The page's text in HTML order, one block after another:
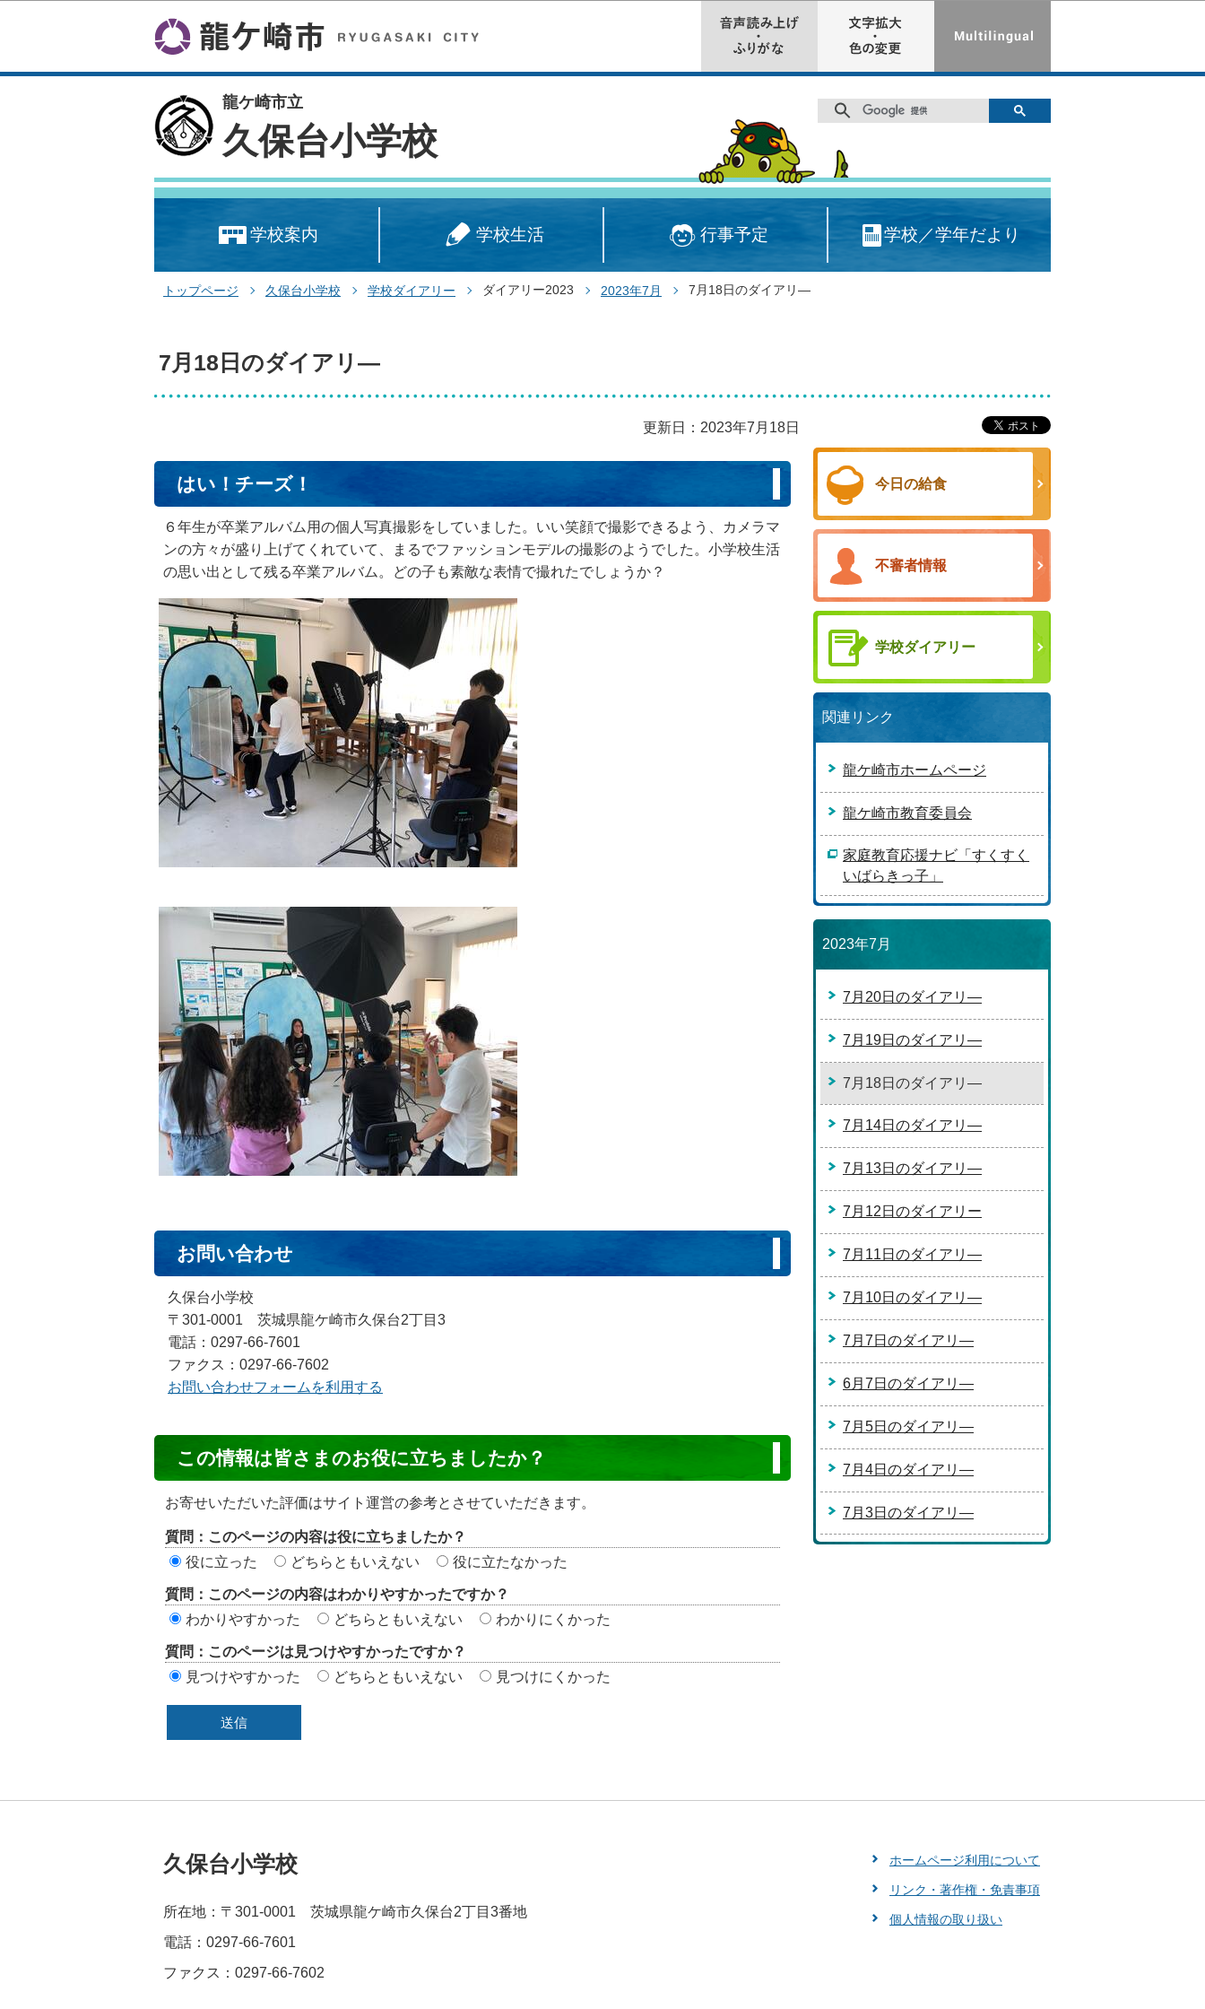
龍ケ崎市立
久保台小学校
学校案内 学校生活 行事予定 学校／学年だより
トップページ 久保台小学校 学校ダイアリー ダイアリー2023 2023年7月 7月18日のダイアリ―
7月18日のダイアリ―
更新日：2023年7月18日
はい！チーズ！
６年生が卒業アルバム用の個人写真撮影をしていました。いい笑顔で撮影できるよう、カメラマ
ンの方々が盛り上げてくれていて、まるでファッションモデルの撮影のようでした。小学校生活
の思い出として残る卒業アルバム。どの子も素敵な表情で撮れたでしょうか？
お問い合わせ
久保台小学校
〒301-0001 茨城県龍ケ崎市久保台2丁目3
電話：0297-66-7601
ファクス：0297-66-7602
お問い合わせフォームを利用する
ン
テ
ン
ツ
価
リ
ア
この情報は皆さまのお役に立ちましたか？
お寄せいただいた評価はサイト運営の参考とさせていただきます。
質問：このページの内容は役に立ちましたか？
役に立った
どちらともいえない 役に立たなかった
質問：このページの内容はわかりやすかったですか？
わかりやすかった
どちらともいえない わかりにくかった
質問：このページは見つけやすかったですか？
見つけやすかった
どちらともいえない 見つけにくかった
今日の給食
不審者情報
学校ダイアリー
関連リンク
龍ケ崎市ホームページ
龍ケ崎市教育委員会
家庭教育応援ナビ「すくすく
いばらきっ子」
2023年7月
7月20日のダイアリ―
7月19日のダイアリ―
7月18日のダイアリ―
7月14日のダイアリ―
7月13日のダイアリ―
7月12日のダイアリー
7月11日のダイアリ―
7月10日のダイアリ―
7月7日のダイアリ―
6月7日のダイアリ―
7月5日のダイアリ―
7月4日のダイアリ―
7月3日のダイアリ―
ホームページ利用について
リンク・著作権・免責事項
個人情報の取り扱い
久保台小学校
所在地：〒301-0001 茨城県龍ケ崎市久保台2丁目3番地
電話：0297-66-7601
ファクス：0297-66-7602